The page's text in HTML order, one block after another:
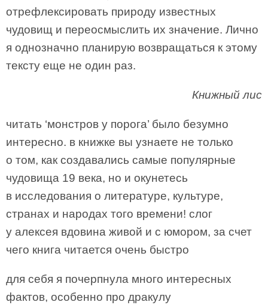
отрефлексировать природу известных
чудовищ и переосмыслить их значение. Лично
я однозначно планирую возвращаться к этому
тексту еще не один раз.
Книжный лис
читать ‘монстров у порога’ было безумно
интересно. в книжке вы узнаете не только
о том, как создавались самые популярные
чудовища 19 века, но и окунетесь
в исследования о литературе, культуре,
странах и народах того времени! слог
у алексея вдовина живой и с юмором, за счет
чего книга читается очень быстро
для себя я почерпнула много интересных
фактов, особенно про дракулу